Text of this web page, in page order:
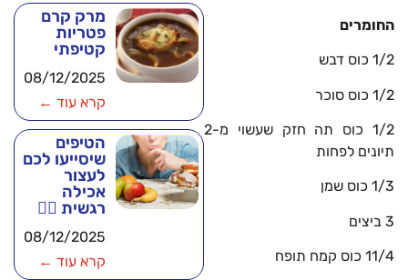
החומרים
1/2 כוס דבש
1/2 כוס סוכר
1/2 כוס תה חזק שעשוי מ-2
תיונים לפחות
1/3 כוס שמן
3 ביצים
11/4 כוס קמח תופח
מרק קרם
פטריות
קטיפתי
08/12/2025
קרא עוד ←
הטיפים
שיסייעו לכם
לעצור
אכילה
רגשית 🧘‍♂️
08/12/2025
קרא עוד ←